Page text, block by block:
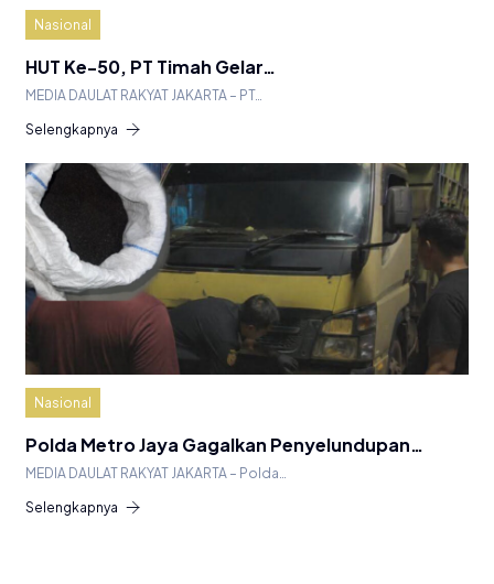
Nasional
HUT Ke-50, PT Timah Gelar…
MEDIA DAULAT RAKYAT JAKARTA – PT…
Selengkapnya
Nasional
Polda Metro Jaya Gagalkan Penyelundupan…
MEDIA DAULAT RAKYAT JAKARTA – Polda…
Selengkapnya